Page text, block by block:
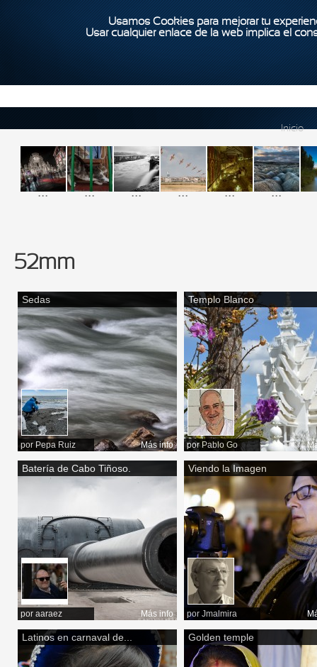
Usamos Cookies para mejorar tu
Usar cualquier enlace de la web implica el
Inicio
... ... ... ... ... ...
52mm
Sedas
por Pepa Ruiz Más info
Templo Blanco
porPablo Go
Batería de Cabo Tiñoso.
por aaraez Más info
Viendo la Imagen
por Jmalmira
Latinos en carnaval de... Golden temple